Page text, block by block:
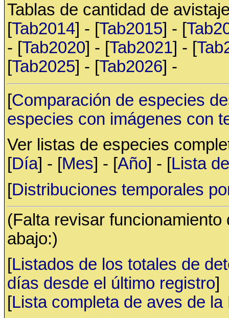
Tablas de cantidad de
[Tab2014] - [Tab2015] - [
- [Tab2020] - [Tab2021] - [
[Tab2025] - [Tab2026] -
[Comparación de especies
especies con imágenes con
Ver listas de especies
[Día] - [Mes] - [Año] - [Lista
[Distribuciones temporales
(Falta revisar
abajo:)
[Listados de los totales de
días desde el último registro]
[Lista completa de aves de